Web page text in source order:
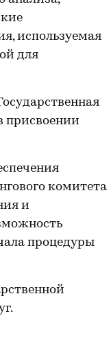
используемая
для
присвоении
комитета
и
процедуры